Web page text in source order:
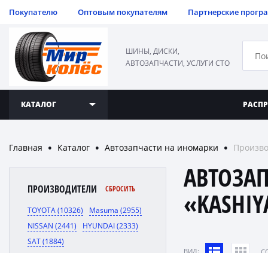
Покупателю Оптовым покупателям Партнерские
ШИНЫ, ДИСКИ,
АВТОЗАПЧАСТИ, УСЛУГИ СТО
КАТАЛОГ
Главная ● Каталог ● Автозапчасти на иномарки ●
ПРОИЗВОДИТЕЛИ СБРОСИТЬ
TOYOTA (10326)
Masuma (2955)
NISSAN (2441)
HYUNDAI (2333)
SAT (1884)
ВИД: